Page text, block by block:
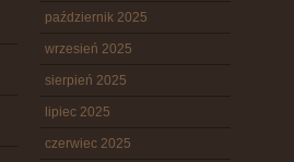
październik 2025
wrzesień 2025
sierpień 2025
lipiec 2025
czerwiec 2025